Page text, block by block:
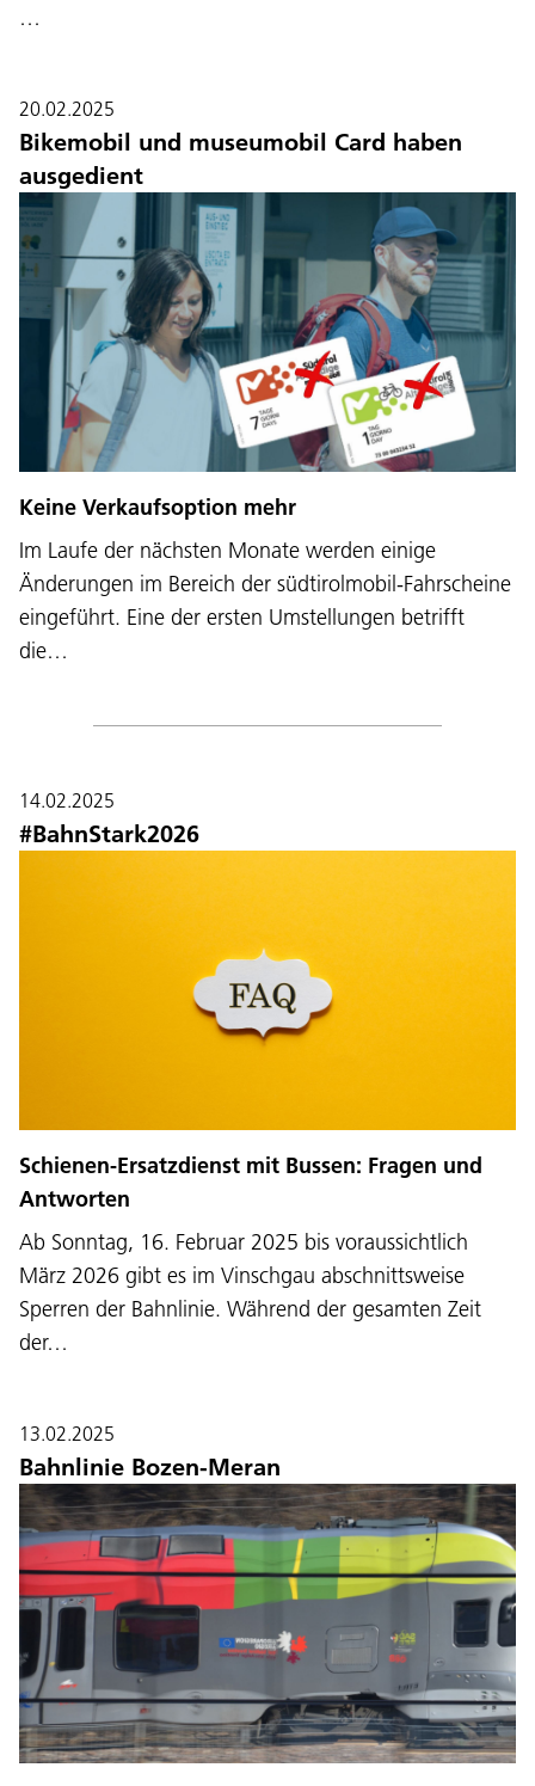
…
20.02.2025
Bikemobil und museumobil Card haben
ausgedient
Keine Verkaufsoption mehr
Im Laufe der nächsten Monate werden einige
Änderungen im Bereich der südtirolmobil-Fahrscheine
eingeführt. Eine der ersten Umstellungen betrifft
die…
14.02.2025
#BahnStark2026
Schienen-Ersatzdienst mit Bussen: Fragen und
Antworten
Ab Sonntag, 16. Februar 2025 bis voraussichtlich
März 2026 gibt es im Vinschgau abschnittsweise
Sperren der Bahnlinie. Während der gesamten Zeit
der…
13.02.2025
Bahnlinie Bozen-Meran